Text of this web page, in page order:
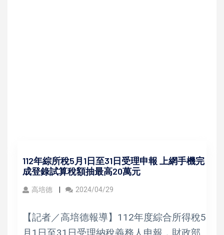
112年綜所稅5月1日至31日受理申報 上網手機完
成登錄試算稅額抽最高20萬元
高培德 2024/04/29
【記者／高培德報導】112年度綜合所得稅5